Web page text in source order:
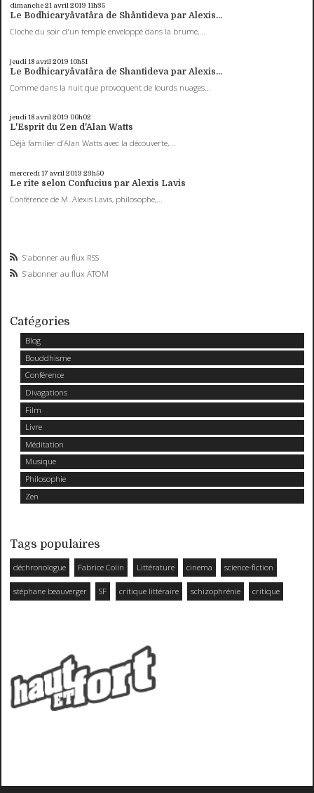
dimanche 21 avril 2019 11h35
Le Bodhicaryâvatâra de Shântideva par Alexis...
Cloche du soir d'un temple enveloppé dans la brume,...
jeudi 18 avril 2019 10h51
Le Bodhicaryâvatâra de Shantideva par Alexis...
Comme dans la nuit que provoquent de lourds nuages...
jeudi 18 avril 2019 00h02
L'Esprit du Zen d'Alan Watts
Déjà familier d’Alan Watts avec la découverte,...
mercredi 17 avril 2019 23h50
Le rite selon Confucius par Alexis Lavis
Conférence de M. Alexis Lavis, philosophe,...
S'abonner au flux RSS
S'abonner au flux ATOM
Catégories
Blog
Bouddhisme
Conférence
Divagations
Film
Livre
Méditation
Musique
Philosophie
Zen
Tags populaires
déchronologue Fabrice Colin Littérature cinema science-fiction
stéphane beauverger SF critique littéraire schizophrénie critique